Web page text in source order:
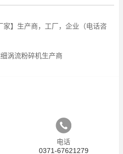
家】生产商，工厂，企业（电话咨
涡流粉碎机生产商
电话
0371-67621279